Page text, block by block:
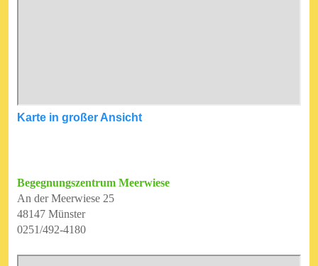
Karte in großer Ansicht
Begegnungszentrum Meerwiese
An der Meerwiese 25
48147 Münster
0251/492-4180